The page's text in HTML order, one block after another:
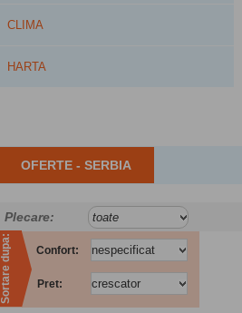
CLIMA
HARTA
OFERTE - SERBIA
Plecare:
Sortare dupa: Confort:
Pret: